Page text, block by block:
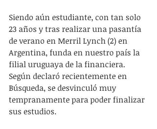
Siendo aún estudiante, con tan solo
23 años y tras realizar una pasantía
de verano en Merril Lynch (2) en
Argentina, funda en nuestro país la
filial uruguaya de la financiera.
Según declaró recientemente en
Búsqueda, se desvinculó muy
tempranamente para poder finalizar
sus estudios.